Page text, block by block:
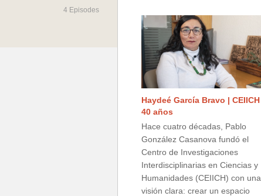
4 Episodes
Haydeé García Bravo | CEIICH
40 años
Hace cuatro décadas, Pablo
González Casanova fundó el
Centro de Investigaciones
Interdisciplinarias en Ciencias y
Humanidades (CEIICH) con una
visión clara: crear un espacio